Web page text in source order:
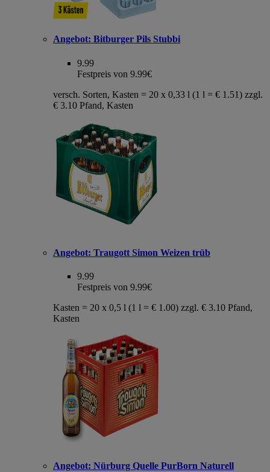
Angebot: Bitburger Pils Stubbi
9.99
Festpreis von 9.99€
versch. Sorten, Kasten = 20 x 0,33 l (1 l = € 1.51) zzgl.
€ 3.10 Pfand, Kasten
Angebot: Traugott Simon Weizen trüb
9.99
Festpreis von 9.99€
Kasten = 20 x 0,5 l (1 l = € 1.00) zzgl. € 3.10 Pfand,
Kasten
Angebot: Nürburg Quelle PurBorn Naturell